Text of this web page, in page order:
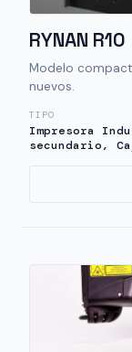
RYNAN R10
Modelo
nuevos.
TIPO
Impresora
secundario,